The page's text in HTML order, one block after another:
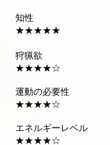
知性
★★★★★
狩猟欲
★★★★☆
運動の必要性
★★★★☆
エネルギーレベル
★★★★☆